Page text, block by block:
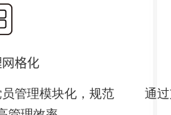
格化
管理模块化，规范
通